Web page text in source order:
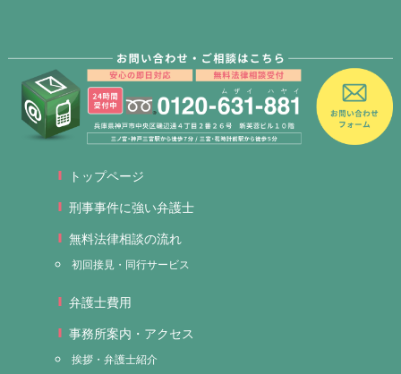
トップページ
刑事事件に強い弁護士
無料法律相談の流れ
初回接見・同行サービス
弁護士費用
事務所案内・アクセス
挨拶・弁護士紹介